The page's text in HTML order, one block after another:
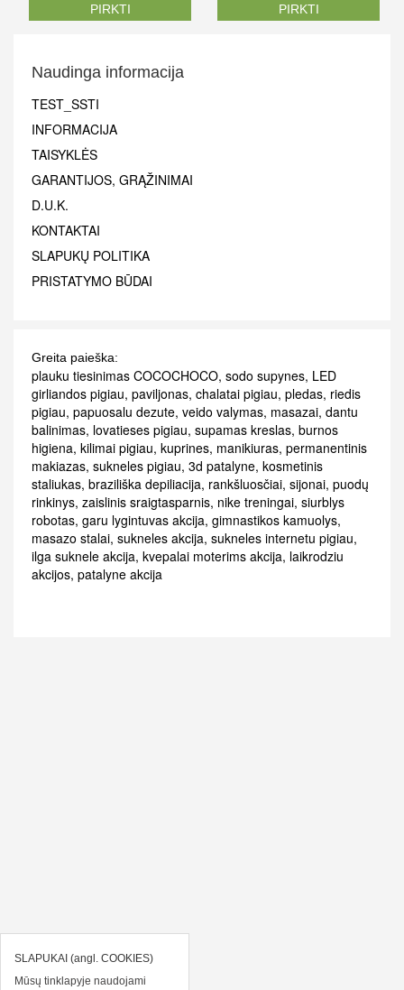
PIRKTI PIRKTI
SLAPUKAI (angl. COOKIES)
Mūsų tinklapyje naudojami
Naudinga informacija
TEST_SSTI
INFORMACIJA
TAISYKLĖS
GARANTIJOS, GRĄŽINIMAI
D.U.K.
KONTAKTAI
SLAPUKŲ POLITIKA
PRISTATYMO BŪDAI
Greita paieška:
plauku tiesinimas COCOCHOCO, sodo supynes, LED
girliandos pigiau, paviljonas, chalatai pigiau, pledas, riedis
pigiau, papuosalu dezute, veido valymas, masazai, dantu
balinimas, lovatieses pigiau, supamas kreslas, burnos
higiena, kilimai pigiau, kuprines, manikiuras, permanentinis
makiazas, sukneles pigiau, 3d patalyne, kosmetinis
staliukas, braziliška depiliacija, rankšluosčiai, sijonai, puodų
rinkinys, zaislinis sraigtasparnis, nike treningai, siurblys
robotas, garu lygintuvas akcija, gimnastikos kamuolys,
masazo stalai, sukneles akcija, sukneles internetu pigiau,
ilga suknele akcija, kvepalai moterims akcija, laikrodziu
akcijos, patalyne akcija